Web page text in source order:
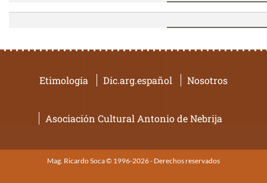
Etimología Dic.arg.español Nosotros
Asociación Cultural Antonio de Nebrija
Mag. Ricardo Soca © 1996-2026 - Derechos reservados